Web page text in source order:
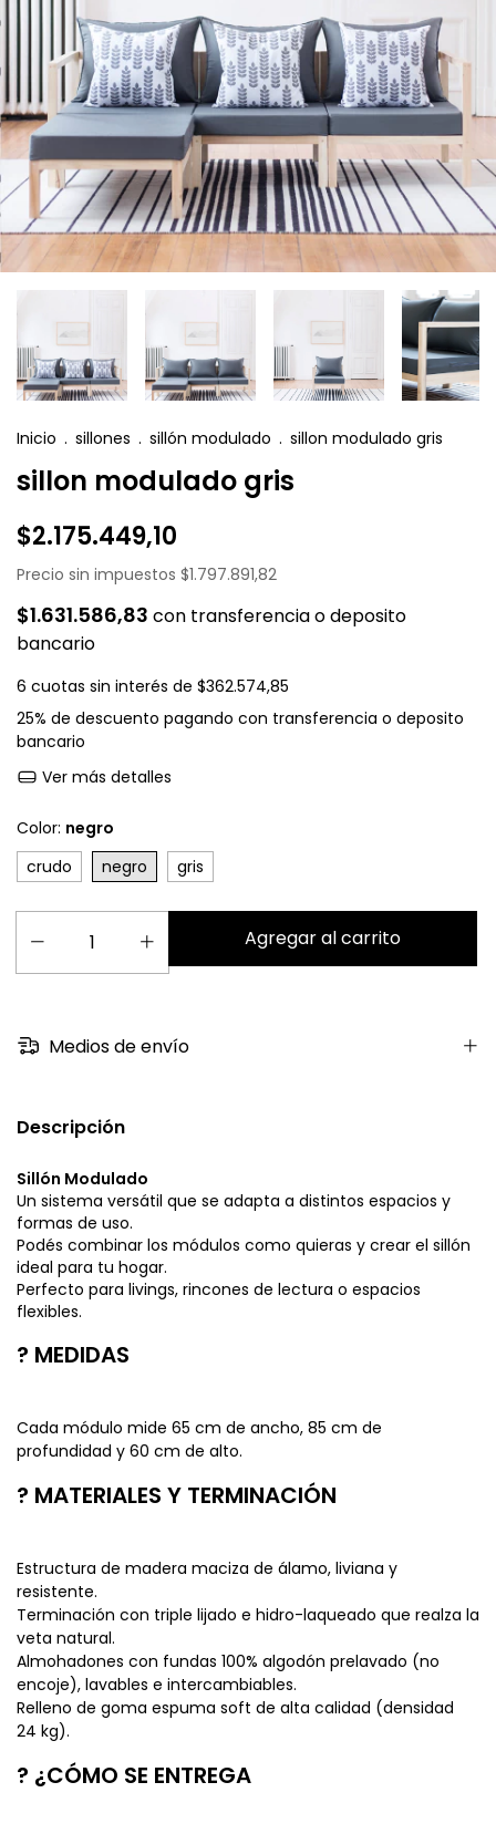
Inicio . sillones . sillón modulado . sillon modulado gris
sillon modulado gris
$2.175.449,10
Precio sin impuestos $1.797.891,82
$1.631.586,83 con transferencia o deposito
bancario
6 cuotas sin interés de $362.574,85
25% de descuento pagando con transferencia o deposito
bancario
Ver más detalles
Color: negro
crudo
negro gris
Medios de envío
Descripción
Sillón Modulado
Un sistema versátil que se adapta a distintos espacios y
formas de uso.
Podés combinar los módulos como quieras y crear el sillón
ideal para tu hogar.
Perfecto para livings, rincones de lectura o espacios
flexibles.
? MEDIDAS
Cada módulo mide 65 cm de ancho, 85 cm de
profundidad y 60 cm de alto.
? MATERIALES Y TERMINACIÓN
Estructura de madera maciza de álamo, liviana y
resistente.
Terminación con triple lijado e hidro-laqueado que realza la
veta natural.
Almohadones con fundas 100% algodón prelavado (no
encoje), lavables e intercambiables.
Relleno de goma espuma soft de alta calidad (densidad
24 kg).
? ¿CÓMO SE ENTREGA